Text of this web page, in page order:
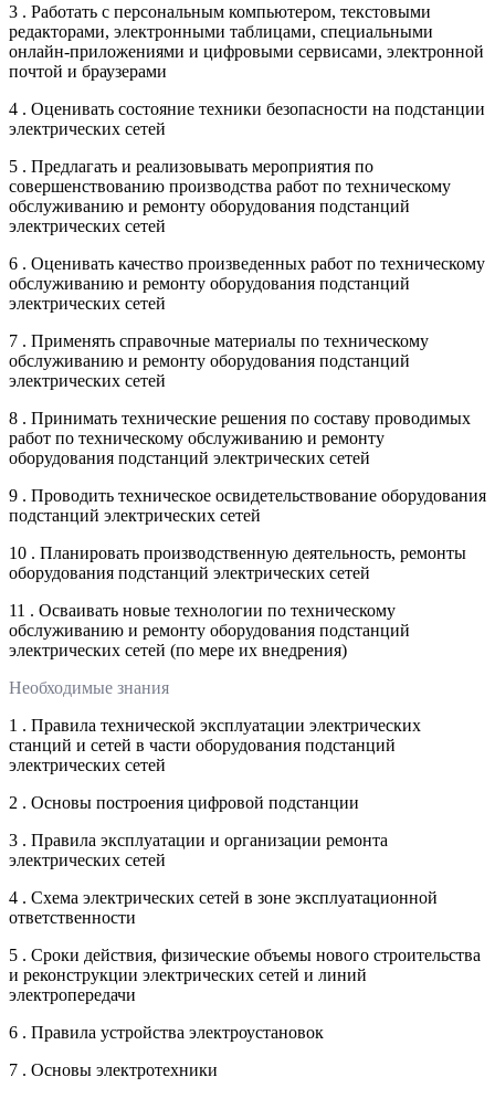
3 . Работать с персональным компьютером, текстовыми
редакторами, электронными таблицами, специальными
онлайн-приложениями и цифровыми сервисами, электронной
почтой и браузерами
4 . Оценивать состояние техники безопасности на подстанции
электрических сетей
5 . Предлагать и реализовывать мероприятия по
совершенствованию производства работ по техническому
обслуживанию и ремонту оборудования подстанций
электрических сетей
6 . Оценивать качество произведенных работ по техническому
обслуживанию и ремонту оборудования подстанций
электрических сетей
7 . Применять справочные материалы по техническому
обслуживанию и ремонту оборудования подстанций
электрических сетей
8 . Принимать технические решения по составу проводимых
работ по техническому обслуживанию и ремонту
оборудования подстанций электрических сетей
9 . Проводить техническое освидетельствование оборудования
подстанций электрических сетей
10 . Планировать производственную деятельность, ремонты
оборудования подстанций электрических сетей
11 . Осваивать новые технологии по техническому
обслуживанию и ремонту оборудования подстанций
электрических сетей (по мере их внедрения)
Необходимые знания
1 . Правила технической эксплуатации электрических
станций и сетей в части оборудования подстанций
электрических сетей
2 . Основы построения цифровой подстанции
3 . Правила эксплуатации и организации ремонта
электрических сетей
4 . Схема электрических сетей в зоне эксплуатационной
ответственности
5 . Сроки действия, физические объемы нового строительства
и реконструкции электрических сетей и линий
электропередачи
6 . Правила устройства электроустановок
7 . Основы электротехники